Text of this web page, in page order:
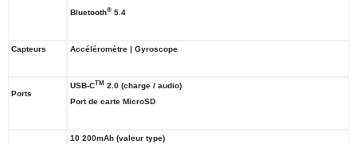
Bluetooth®5.4
Capteurs Accéléromètre | Gyroscope
Ports
USB-CTM2.0 (charge / audio)
Port de carte MicroSD
10 200mAh (valeur type)